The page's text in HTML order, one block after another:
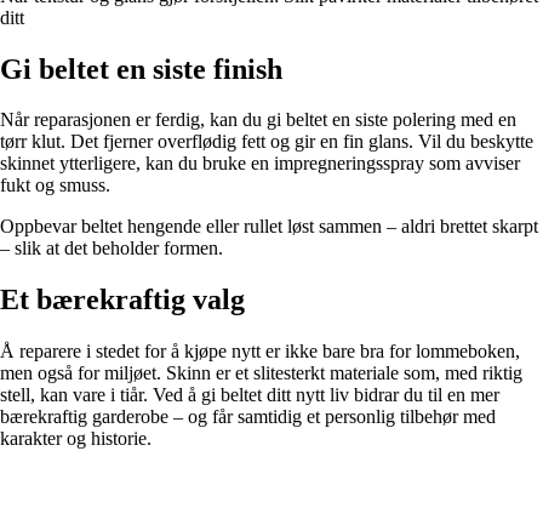
ditt
Gi beltet en siste finish
Når reparasjonen er ferdig, kan du gi beltet en siste polering med en
tørr klut. Det fjerner overflødig fett og gir en fin glans. Vil du beskytte
skinnet ytterligere, kan du bruke en impregneringsspray som avviser
fukt og smuss.
Oppbevar beltet hengende eller rullet løst sammen – aldri brettet skarpt
– slik at det beholder formen.
Et bærekraftig valg
Å reparere i stedet for å kjøpe nytt er ikke bare bra for lommeboken,
men også for miljøet. Skinn er et slitesterkt materiale som, med riktig
stell, kan vare i tiår. Ved å gi beltet ditt nytt liv bidrar du til en mer
bærekraftig garderobe – og får samtidig et personlig tilbehør med
karakter og historie.